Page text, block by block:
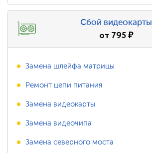
Сбой видеокарты
от 795₽
Замена шлейфа матрицы
Ремонт цепи питания
Замена видеокарты
Замена видеочипа
Замена северного моста